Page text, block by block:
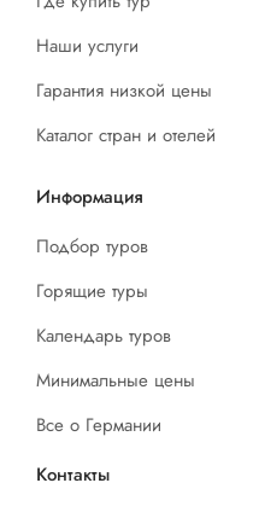
Наши услуги
Гарантия низкой цены
Каталог стран и отелей
Информация
Подбор туров
Горящие туры
Календарь туров
Минимальные цены
Все о Германии
Контакты